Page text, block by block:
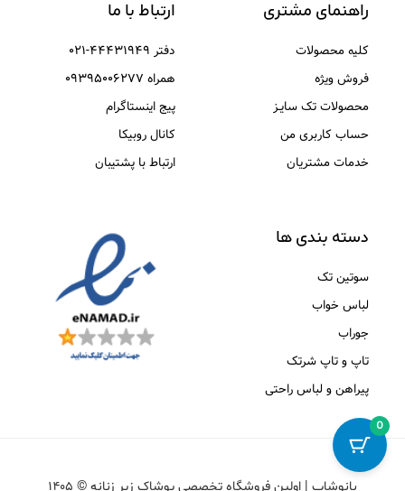
راهنمای مشتری
کلیه محصولات
فروش ویژه
محصولات تک سایـز
حساب کاربری من
خدمات مشتریان
ارتباط با ما
دفتر ۴۴۴۳۱۹۴۹-۰۲۱
همراه ۰۹۳۹۵۰۰۶۲۷۷
پیج اینستاگرام
کانال روبیکا
ارتباط با پشتیبان
دسته بندی ها
سوتین تک
لباس خواب
جوراب
تاپ و تاپ شرتک
پیراهن و لباس راحتی
بانوشاپ | اولین فروشگاه تخصصی پوشاک زیر زنانه © ۱۴۰۵
0